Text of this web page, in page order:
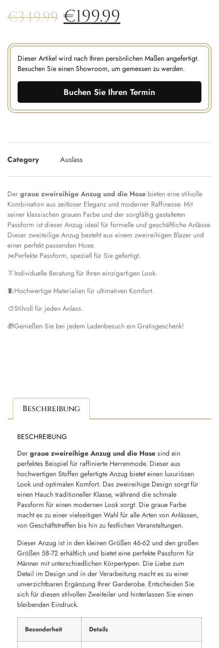
€349.99 €199.99
Dieser Artikel wird nach Ihren persönlichen Maßen angefertigt.
Besuchen Sie einen Showroom, um gemessen zu werden.
Buchen Sie Ihren Termin
Category Auslass
Der graue zweireihige Anzug und die Hose bieten eine stilvolle
Kombination aus zeitloser Eleganz und moderner Raffinesse. Mit
seiner klassischen grauen Farbe und der sorgfältig gestalteten
Passform ist dieser Anzug ideal für formelle und geschäftliche Anlässe.
Dieser zweiteilige Anzug besteht aus einem zweireihigen Blazer und
einer perfekt passenden Hose.
✂️Perfekte Passform, speziell für Sie gefertigt.
👔Individuelle Beratung für Ihren einzigartigen Look.
🧵Hochwertige Materialien für ultimativen Komfort.
🎨Stilvoll für jeden Anlass.
🎁Genießen Sie bei jedem Ladenbesuch ein Gratisgeschenk!
Beschreibung
BESCHREIBUNG
Der graue zweireihige Anzug und die Hose sind ein
perfektes Beispiel für raffinierte Herrenmode. Dieser aus
hochwertigen Stoffen gefertigte Anzug bietet einen luxuriösen
Look und optimalen Komfort. Das zweireihige Design sorgt für
einen Hauch traditioneller Klasse, während die schmale
Passform für einen modernen Look sorgt. Die graue Farbe
macht es zu einer vielseitigen Wahl für alle Arten von Anlässen,
von Geschäftstreffen bis hin zu festlichen Veranstaltungen.
Dieser Anzug ist in den kleinen Größen 46-62 und den großen
Größen 58-72 erhältlich und bietet eine perfekte Passform für
Männer mit unterschiedlichen Körpertypen. Die Liebe zum
Detail im Design und in der Verarbeitung macht es zu einer
unverzichtbaren Ergänzung Ihrer Garderobe. Entscheiden Sie
sich für diesen stilvollen Zweiteiler und hinterlassen Sie einen
bleibenden Eindruck.
Besonderheit Details